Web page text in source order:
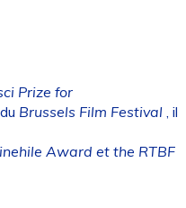
Prize for
Brussels Film Festival, il
Award et the RTBF